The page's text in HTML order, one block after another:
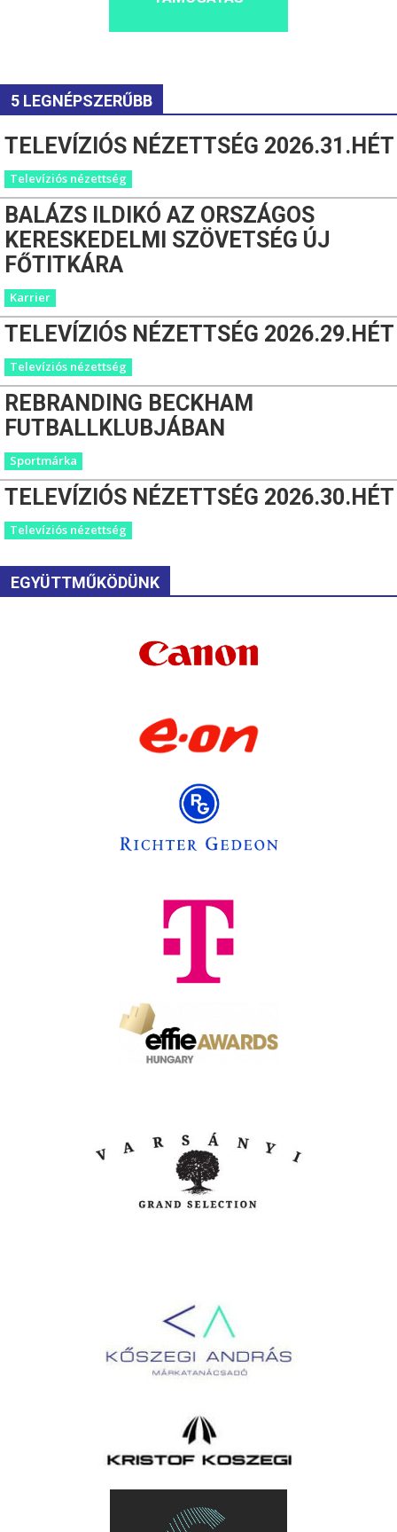
5 LEGNÉPSZERŰBB
TELEVÍZIÓS NÉZETTSÉG 2026.31.HÉT
Televíziós nézettség
BALÁZS ILDIKÓ AZ ORSZÁGOS
KERESKEDELMI SZÖVETSÉG ÚJ
FŐTITKÁRA
Karrier
TELEVÍZIÓS NÉZETTSÉG 2026.29.HÉT
Televíziós nézettség
REBRANDING BECKHAM
FUTBALLKLUBJÁBAN
Sportmárka
TELEVÍZIÓS NÉZETTSÉG 2026.30.HÉT
Televíziós nézettség
EGYÜTTMŰKÖDÜNK